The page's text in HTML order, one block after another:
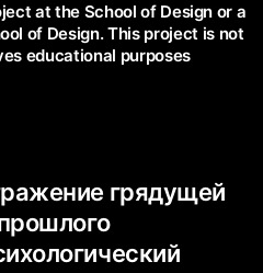
at the School of Design or a
of Design. This project is not
educational purposes
грядущей